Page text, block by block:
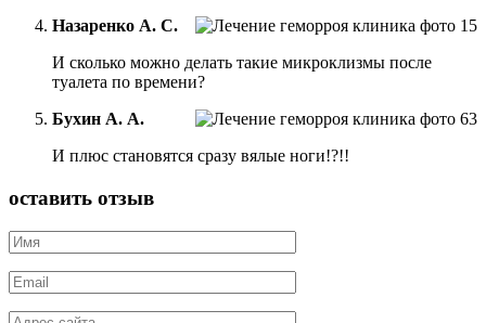
Назаренко А. С.
И сколько можно делать такие микроклизмы после
туалета по времени?
Бухин А. А.
И плюс становятся сразу вялые ноги!?!!
оставить отзыв